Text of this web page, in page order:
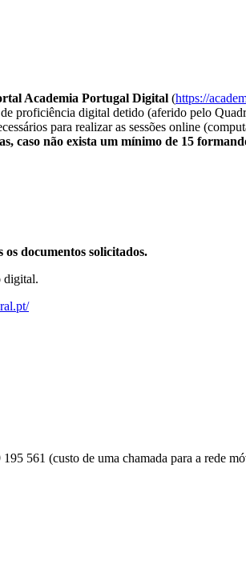
Academia Portugal Digital (https://
proficiência digital detido (aferido pelo
para realizar as sessões online
caso não exista um mínimo de 15
os documentos solicitados.
digital.
195 561 (custo de uma chamada para a rede